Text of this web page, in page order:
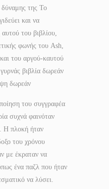
δύναμης της Το
και να
του βιβλίου,
φωνής του Ash,
του αργού-καυτού
βιβλία δωρεάν
δωρεάν
του συγγραφέα
συχνά φαινόταν
Η πλοκή ήταν
του χρόνου
με έκραταν να
ένα παζλ που ήταν
να λύσει.